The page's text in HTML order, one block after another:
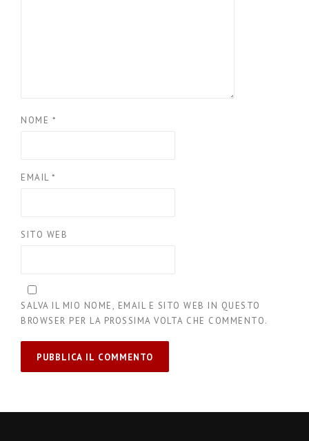
NOME *
EMAIL *
SITO WEB
SALVA IL MIO NOME, EMAIL E SITO WEB IN QUESTO
BROWSER PER LA PROSSIMA VOLTA CHE COMMENTO.